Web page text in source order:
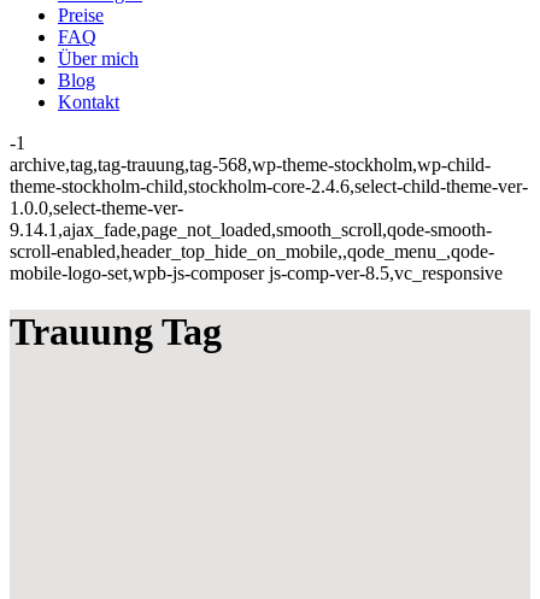
Preise
FAQ
Über mich
Blog
Kontakt
-1
archive,tag,tag-trauung,tag-568,wp-theme-stockholm,wp-child-
theme-stockholm-child,stockholm-core-2.4.6,select-child-theme-ver-
1.0.0,select-theme-ver-
9.14.1,ajax_fade,page_not_loaded,smooth_scroll,qode-smooth-
scroll-enabled,header_top_hide_on_mobile,,qode_menu_,qode-
mobile-logo-set,wpb-js-composer js-comp-ver-8.5,vc_responsive
Trauung Tag